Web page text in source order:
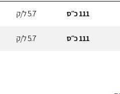
111כ״ס 5.7ל/ק
111כ״ס 5.7ל/ק